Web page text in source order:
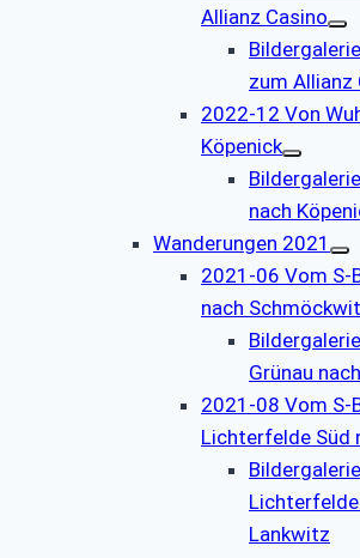
Allianz Casino
zum Allianz
2022-12 Von
Köpenick
nach
Wanderungen 2021
2021-06 Vom S-
nach
Grünau
2021-08 Vom S-
Lichterfelde Süd
Lankwitz